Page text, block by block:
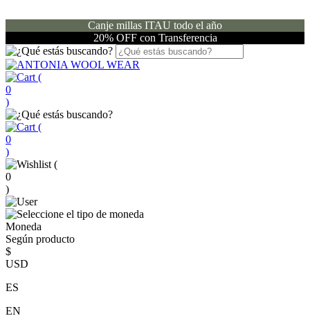
Canje millas ITAU todo el año
20% OFF con Transferencia
(
0
)
(
0
)
(
0
)
Moneda
Según producto
$
USD
ES
EN